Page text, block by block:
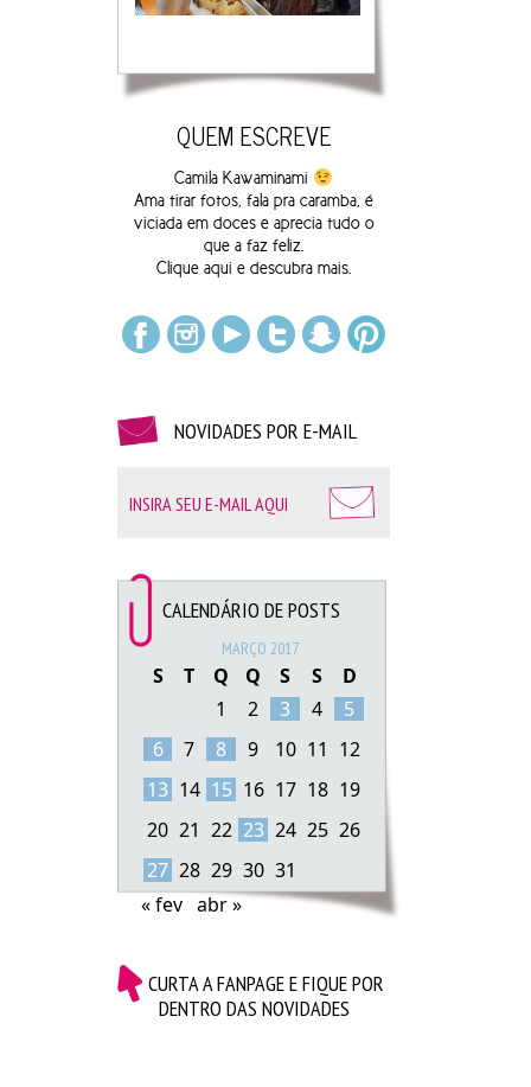
QUEM ESCREVE
Camila Kawaminami
Ama tirar fotos, fala pra caramba, é
viciada em doces e aprecia tudo o
que a faz feliz.
Clique aqui e descubra mais.
NOVIDADES POR E-MAIL
CALENDÁRIO DE POSTS
MARÇO 2017
S T Q Q S S
D
1
2 3 4
5
6
7 8 9 10 11 12
13 14 15 16 17 18 19
20 21 22 23 24 25 26
27 28 29 30 31
« fev abr »
CURTA A FANPAGE E FIQUE POR
DENTRO DAS NOVIDADES